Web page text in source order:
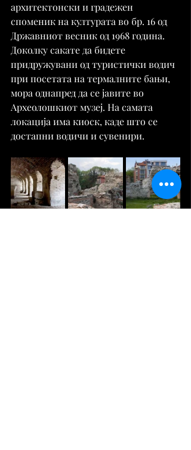
архитектонски и градежен
споменик на културата во бр. 16 од
Државниот весник од 1968 година.
Доколку сакате да бидете
придружувани од туристички водич
при посетата на термалните бањи,
мора однапред да се јавите во
Археолошкиот музеј. На самата
локација има киоск, каде што се
достапни водичи и сувенири.